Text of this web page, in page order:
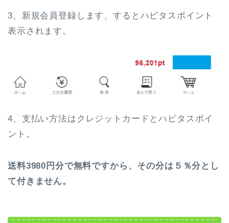
3、新規会員登録します、するとハピタスポイント
表示されます。
4、支払い方法はクレジットカードとハピタスポイ
ント。
送料3980円分で無料ですから、その分は５％分とし
て付きません。